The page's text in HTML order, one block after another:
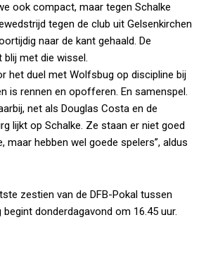
ook compact, maar tegen Schalke
tegen de club uit Gelsenkirchen
naar de kant gehaald. De
blij met die wissel.
het duel met Wolfsbug op discipline bij
is rennen en opofferen. En samenspel.
net als Douglas Costa en de
lijkt op Schalke. Ze staan er niet goed
maar hebben wel goede spelers”, aldus
zestien van de DFB-Pokal tussen
donderdagavond om 16.45 uur.